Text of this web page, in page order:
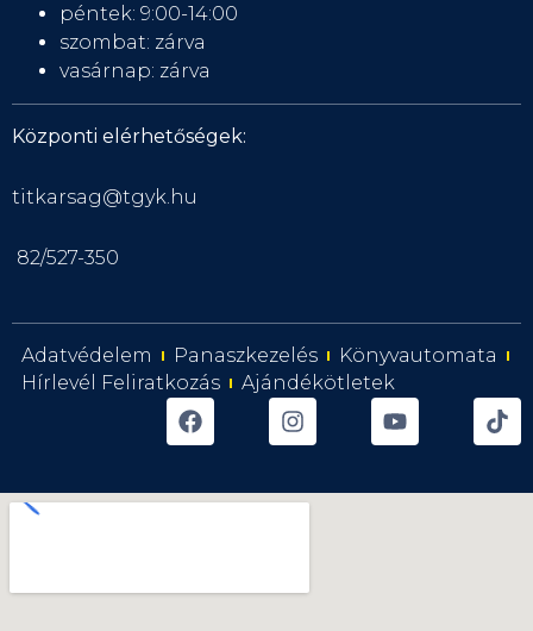
péntek: 9:00-14:00
szombat: zárva
vasárnap: zárva
Központi elérhetőségek:
titkarsag@tgyk.hu
82/527-350
Adatvédelem Panaszkezelés
Könyvautomata
Hírlevél Feliratkozás
Ajándékötletek